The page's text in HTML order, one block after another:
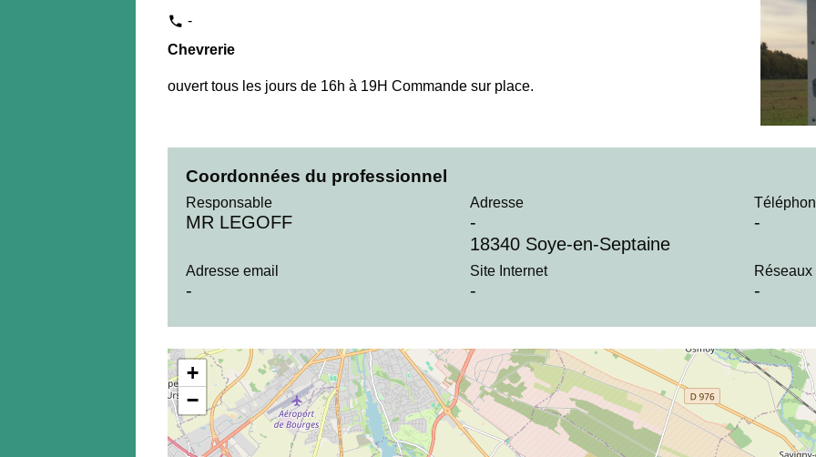
phone -
Chevrerie
ouvert tous les jours de 16h à 19H Commande sur place.
Coordonnées du professionnel
Responsable
MR LEGOFF
Adresse
-
18340 Soye-en-Septaine
-
Adresse email
-
Site Internet
- -
+
−